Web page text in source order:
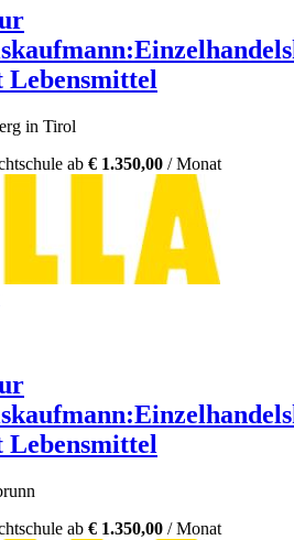
Lebensmittel
in Tirol
ab € 1.350,00 / Monat
Lebensmittel
ab € 1.350,00 / Monat